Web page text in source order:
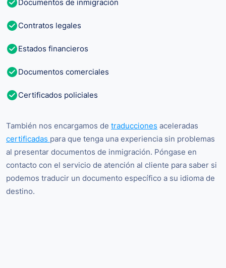
Documentos de inmigración
Contratos legales
Estados financieros
Documentos comerciales
Certificados policiales
También nos encargamos de traducciones aceleradas
certificadas para que tenga una experiencia sin problemas
al presentar documentos de inmigración. Póngase en
contacto con el servicio de atención al cliente para saber si
podemos traducir un documento específico a su idioma de
destino.